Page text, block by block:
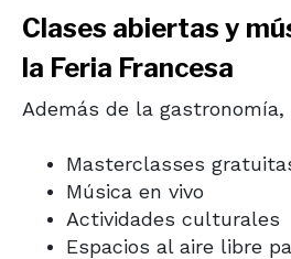
Clases abiertas y
la Feria Francesa
Además de la
Masterclasses
Música en vivo
Actividades culturales
Espacios al aire libre